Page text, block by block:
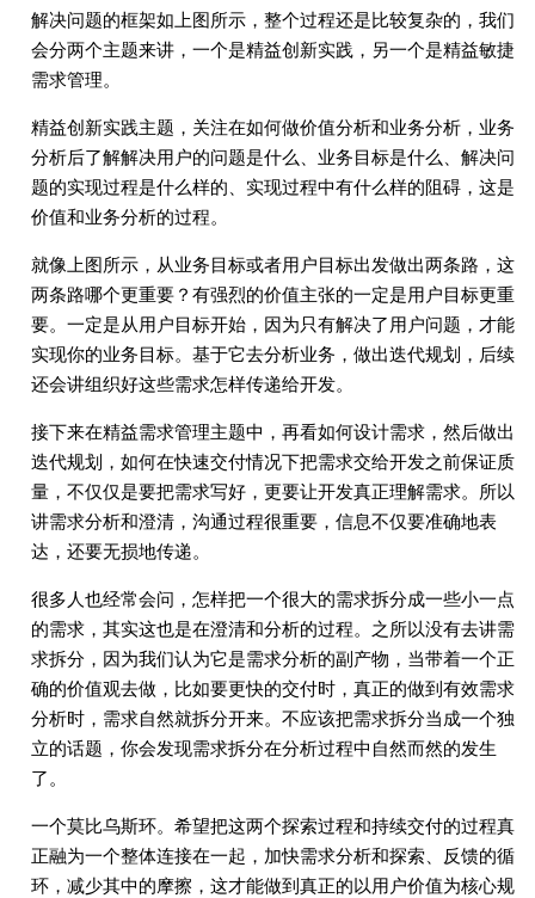
解决问题的框架如上图所示，整个过程还是比较复杂的，我们
会分两个主题来讲，一个是精益创新实践，另一个是精益敏捷
需求管理。
精益创新实践主题，关注在如何做价值分析和业务分析，业务
分析后了解解决用户的问题是什么、业务目标是什么、解决问
题的实现过程是什么样的、实现过程中有什么样的阻碍，这是
价值和业务分析的过程。
就像上图所示，从业务目标或者用户目标出发做出两条路，这
两条路哪个更重要？有强烈的价值主张的一定是用户目标更重
要。一定是从用户目标开始，因为只有解决了用户问题，才能
实现你的业务目标。基于它去分析业务，做出迭代规划，后续
还会讲组织好这些需求怎样传递给开发。
接下来在精益需求管理主题中，再看如何设计需求，然后做出
迭代规划，如何在快速交付情况下把需求交给开发之前保证质
量，不仅仅是要把需求写好，更要让开发真正理解需求。所以
讲需求分析和澄清，沟通过程很重要，信息不仅要准确地表
达，还要无损地传递。
很多人也经常会问，怎样把一个很大的需求拆分成一些小一点
的需求，其实这也是在澄清和分析的过程。之所以没有去讲需
求拆分，因为我们认为它是需求分析的副产物，当带着一个正
确的价值观去做，比如要更快的交付时，真正的做到有效需求
分析时，需求自然就拆分开来。不应该把需求拆分当成一个独
立的话题，你会发现需求拆分在分析过程中自然而然的发生
了。
一个莫比乌斯环。希望把这两个探索过程和持续交付的过程真
正融为一个整体连接在一起，加快需求分析和探索、反馈的循
环，减少其中的摩擦，这才能做到真正的以用户价值为核心规